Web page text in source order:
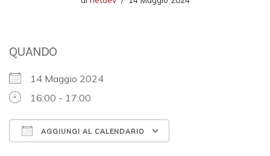
QUANDO
14 Maggio 2024
16:00 - 17:00
AGGIUNGI AL CALENDARIO